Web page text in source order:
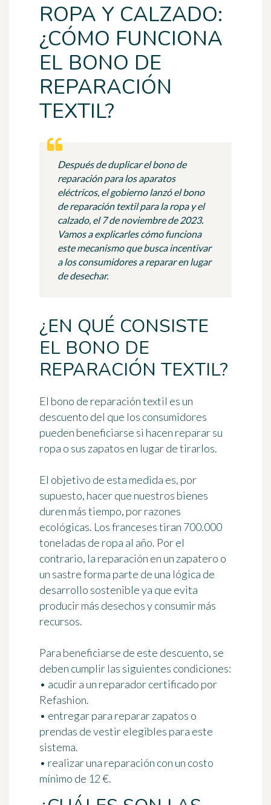
ROPA Y CALZADO:
¿CÓMO FUNCIONA
EL BONO DE
REPARACIÓN
TEXTIL?
Después de duplicar el bono de
reparación para los aparatos
eléctricos, el gobierno lanzó el bono
de reparación textil para la ropa y el
calzado, el 7 de noviembre de 2023.
Vamos a explicarles cómo funciona
este mecanismo que busca incentivar
a los consumidores a reparar en lugar
de desechar.
¿EN QUÉ CONSISTE
EL BONO DE
REPARACIÓN TEXTIL?
El bono de reparación textil es un
descuento del que los consumidores
pueden beneficiarse si hacen reparar su
ropa o sus zapatos en lugar de tirarlos.
El objetivo de esta medida es, por
supuesto, hacer que nuestros bienes
duren más tiempo, por razones
ecológicas. Los franceses tiran 700.000
toneladas de ropa al año. Por el
contrario, la reparación en un zapatero o
un sastre forma parte de una lógica de
desarrollo sostenible ya que evita
producir más desechos y consumir más
recursos.
Para beneficiarse de este descuento, se
deben cumplir las siguientes condiciones:
• acudir a un reparador certificado por
Refashion.
• entregar para reparar zapatos o
prendas de vestir elegibles para este
sistema.
• realizar una reparación con un costo
mínimo de 12 €.